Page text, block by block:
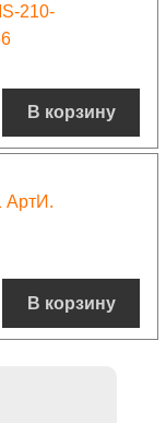
210-
В корзину
АртИ.
В корзину